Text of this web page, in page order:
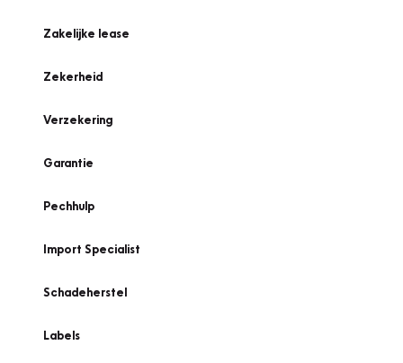
Zakelijke lease
Zekerheid
Verzekering
Garantie
Pechhulp
Import Specialist
Schadeherstel
Labels